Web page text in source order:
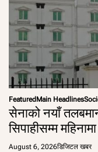
Featured Main Headlines
सेनाको नयाँ
सिपाहीसम्म
August 6, 2026डिजिटल खबर